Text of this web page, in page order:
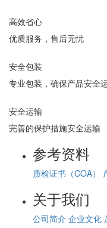
高效省心
优质服务，售后无忧
安全包装
专业包装，确保产品安全
安全运输
完善的保护措施安全运输
参考资料
质检证书（COA）
关于我们
公司简介 企业文化